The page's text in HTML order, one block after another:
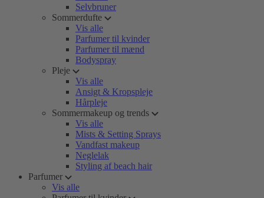
Selvbruner
Sommerdufte
Vis alle
Parfumer til kvinder
Parfumer til mænd
Bodyspray
Pleje
Vis alle
Ansigt & Kropspleje
Hårpleje
Sommermakeup og trends
Vis alle
Mists & Setting Sprays
Vandfast makeup
Neglelak
Styling af beach hair
Parfumer
Vis alle